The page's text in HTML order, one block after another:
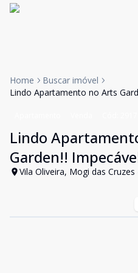
Home
Buscar imóvel
Lindo Apartamento no Arts
Lindo
Garden!!
Vila Oliveira, Mogi das Cruzes